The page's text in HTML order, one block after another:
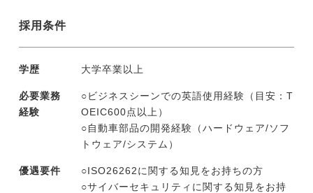
採用条件
学歴 大学卒業以上
必要業務
経験
○ビジネスシーンでの英語使用経験（目安：T
OEIC600点以上）
○自動車部品の開発経験（ハードウェア/ソフ
トウェア/システム）
優遇要件
○ISO26262に関する知見をお持ちの方
○サイバーセキュリティに関する知見をお持